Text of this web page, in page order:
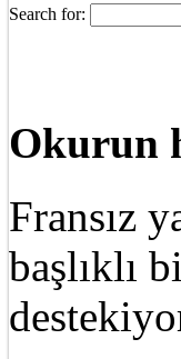
Search for:
Okurun
Fransız
başlıklı